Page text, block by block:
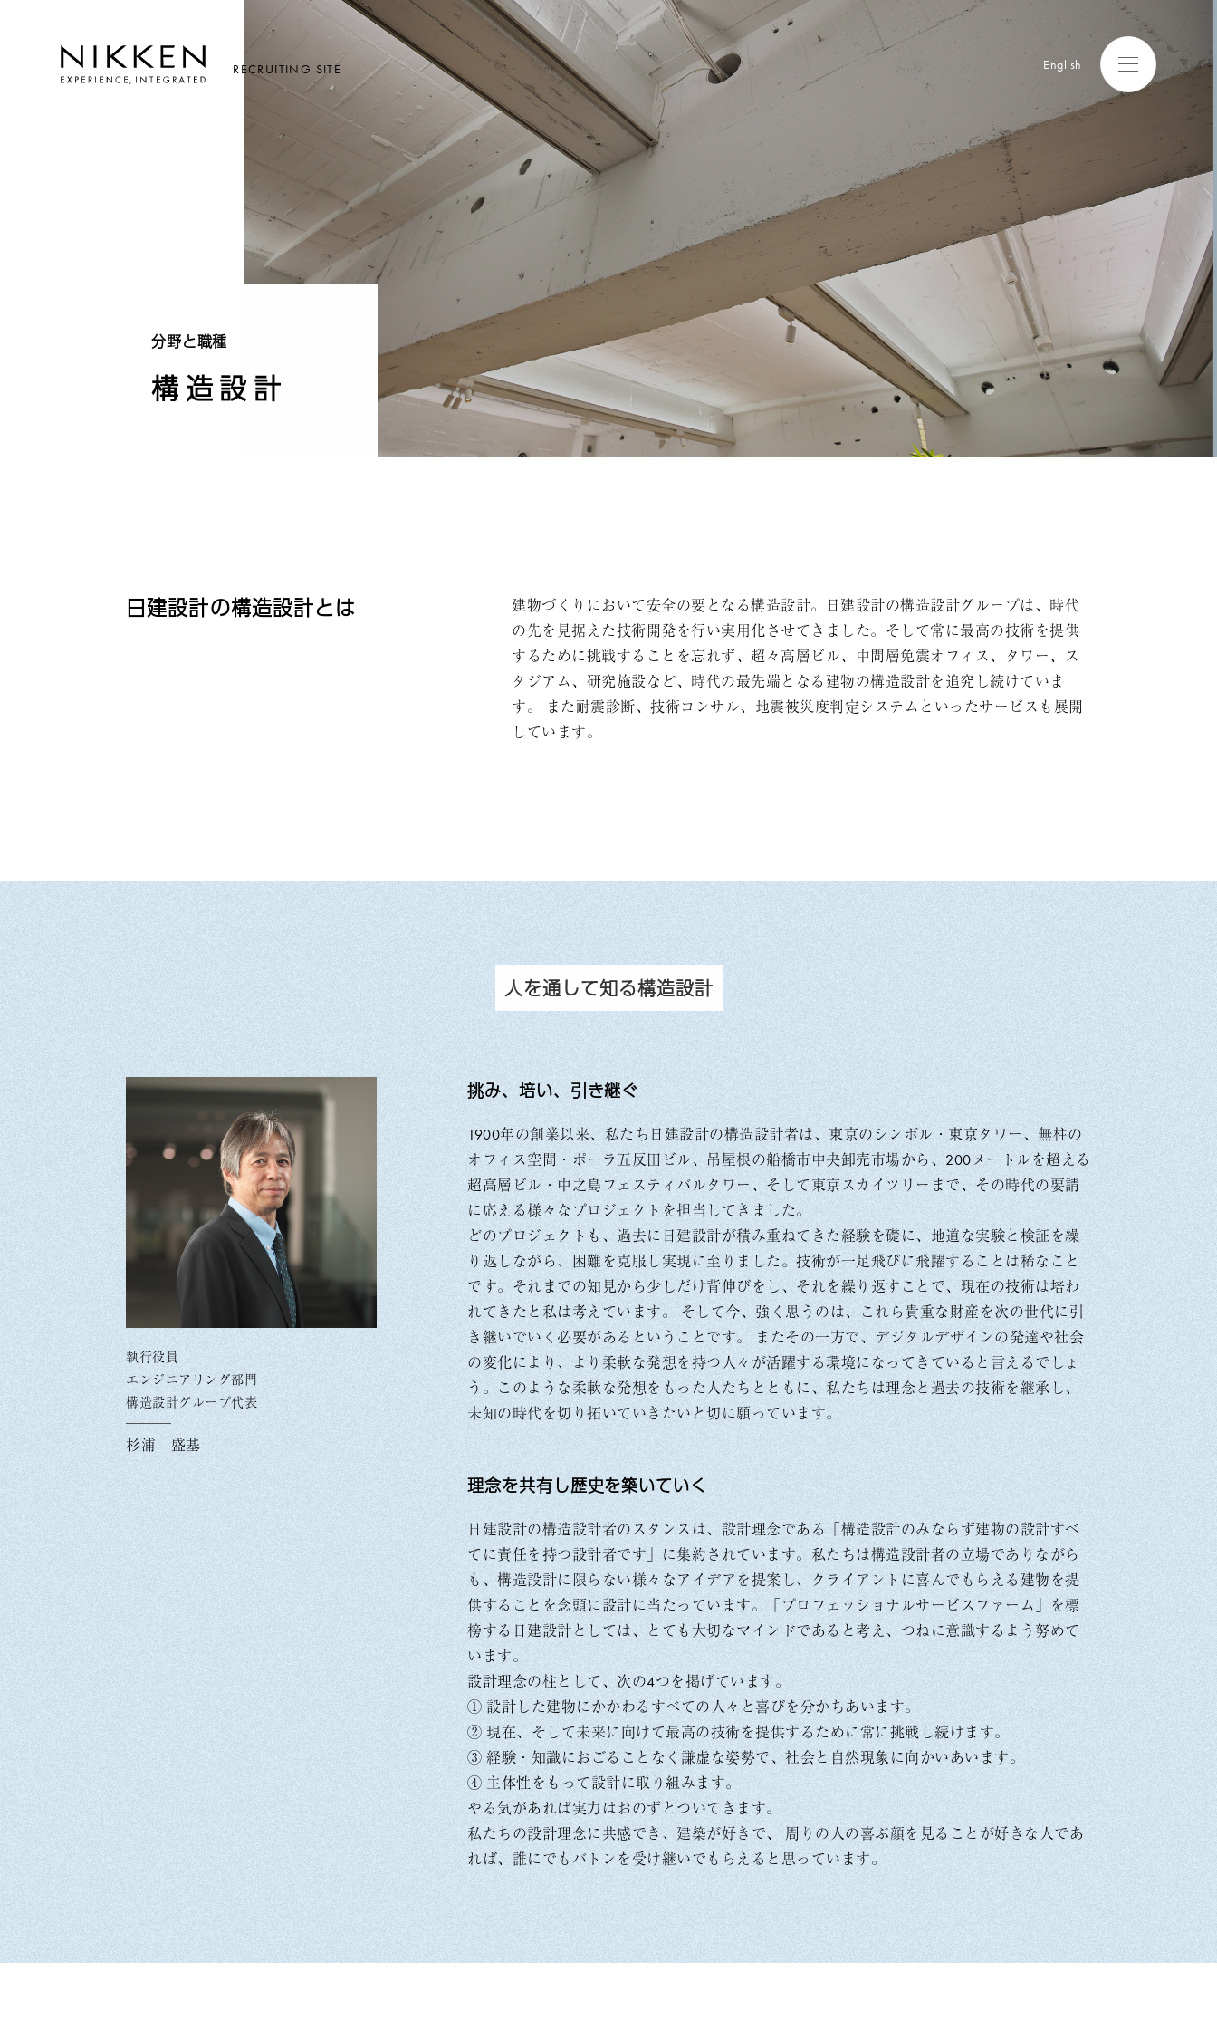
RECRUITING SITE English
分野と職種
構造設計
日建設計の構造設計とは
建物づくりにおいて安全の要となる構造設計。日建設計の構造設計グループは、時代
の先を見据えた技術開発を行い実用化させてきました。そして常に最高の技術を提供
するために挑戦することを忘れず、超々高層ビル、中間層免震オフィス、タワー、ス
タジアム、研究施設など、時代の最先端となる建物の構造設計を追究し続けていま
す。 また耐震診断、技術コンサル、地震被災度判定システムといったサービスも展開
しています。
人を通して知る構造設計
執行役員
エンジニアリング部門
構造設計グループ代表
杉浦 盛基
挑み、培い、引き継ぐ
1900年の創業以来、私たち日建設計の構造設計者は、東京のシンボル・東京タワー、無柱の
オフィス空間・ポーラ五反田ビル、吊屋根の船橋市中央卸売市場から、200メートルを超える
超高層ビル・中之島フェスティバルタワー、そして東京スカイツリーまで、その時代の要請
に応える様々なプロジェクトを担当してきました。
どのプロジェクトも、過去に日建設計が積み重ねてきた経験を礎に、地道な実験と検証を繰
り返しながら、困難を克服し実現に至りました。技術が一足飛びに飛躍することは稀なこと
です。それまでの知見から少しだけ背伸びをし、それを繰り返すことで、現在の技術は培わ
れてきたと私は考えています。 そして今、強く思うのは、これら貴重な財産を次の世代に引
き継いでいく必要があるということです。 またその一方で、デジタルデザインの発達や社会
の変化により、より柔軟な発想を持つ人々が活躍する環境になってきていると言えるでしょ
う。このような柔軟な発想をもった人たちとともに、私たちは理念と過去の技術を継承し、
未知の時代を切り拓いていきたいと切に願っています。
理念を共有し歴史を築いていく
日建設計の構造設計者のスタンスは、設計理念である「構造設計のみならず建物の設計すべ
てに責任を持つ設計者です」に集約されています。私たちは構造設計者の立場でありながら
も、構造設計に限らない様々なアイデアを提案し、クライアントに喜んでもらえる建物を提
供することを念頭に設計に当たっています。「プロフェッショナルサービスファーム」を標
榜する日建設計としては、とても大切なマインドであると考え、つねに意識するよう努めて
います。
設計理念の柱として、次の4つを掲げています。
① 設計した建物にかかわるすべての人々と喜びを分かちあいます。
② 現在、そして未来に向けて最高の技術を提供するために常に挑戦し続けます。
③ 経験・知識におごることなく謙虚な姿勢で、社会と自然現象に向かいあいます。
④ 主体性をもって設計に取り組みます。
やる気があれば実力はおのずとついてきます。
私たちの設計理念に共感でき、建築が好きで、 周りの人の喜ぶ顔を見ることが好きな人であ
れば、誰にでもバトンを受け継いでもらえると思っています。